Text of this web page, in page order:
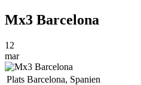
Mx3 Barcelona
12
mar
Plats Barcelona, Spanien